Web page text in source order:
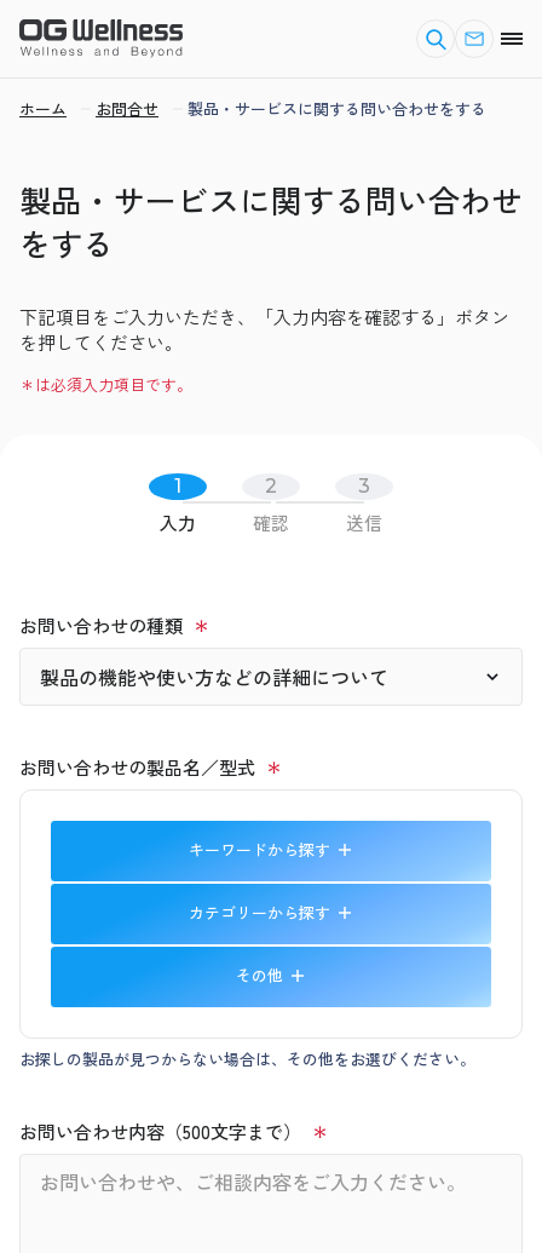
ホーム お問合せ 製品・サービスに関する問い合わせをする
製品・サービスに関する問い合わせ
をする
下記項目をご入力いただき、「入力内容を確認する」ボタン
を押してください。
＊は必須入力項目です。
1
入力
2
確認
3
送信
お問い合わせの種類
お問い合わせの製品名／型式
キーワードから探す
カテゴリーから探す
その他
お探しの製品が見つからない場合は、その他をお選びください。
お問い合わせ内容（500文字まで）